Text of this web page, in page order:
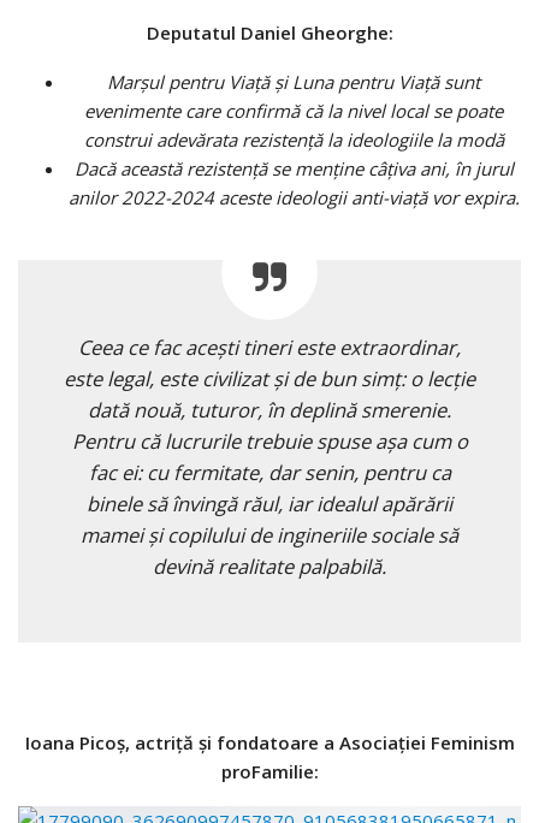
Deputatul Daniel Gheorghe:
Marşul pentru Viaţă şi Luna pentru Viaţă sunt
evenimente care confirmă că la nivel local se poate
construi adevărata rezistenţă la ideologiile la modă
Dacă această rezistenţă se menţine câţiva ani, în jurul
anilor 2022-2024 aceste ideologii anti-viaţă vor expira.
Ceea ce fac aceşti tineri este extraordinar,
este legal, este civilizat şi de bun simţ: o lecţie
dată nouă, tuturor, în deplină smerenie.
Pentru că lucrurile trebuie spuse aşa cum o
fac ei: cu fermitate, dar senin, pentru ca
binele să învingă răul, iar idealul apărării
mamei şi copilului de ingineriile sociale să
devină realitate palpabilă.
Ioana Picoş, actriţă şi fondatoare a Asociaţiei Feminism
proFamilie: